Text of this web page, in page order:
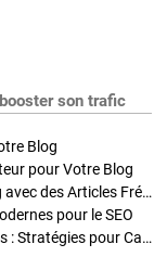
son trafic
Blog
pour Votre Blog
Stratégies de Publication : Boostez Votre Blog avec des Articles Fréquents et Exclusifs
pour le SEO
Enrichir Vos Articles avec des Contenus Riches : Stratégies pour Captiver et Optimiser